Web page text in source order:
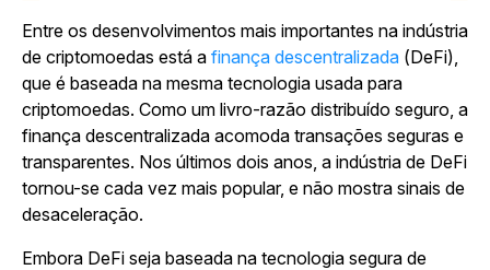
Entre os desenvolvimentos mais importantes na indústria
de criptomoedas está a finança descentralizada (DeFi),
que é baseada na mesma tecnologia usada para
criptomoedas. Como um livro-razão distribuído seguro, a
finança descentralizada acomoda transações seguras e
transparentes. Nos últimos dois anos, a indústria de DeFi
tornou-se cada vez mais popular, e não mostra sinais de
desaceleração.
Embora DeFi seja baseada na tecnologia segura de